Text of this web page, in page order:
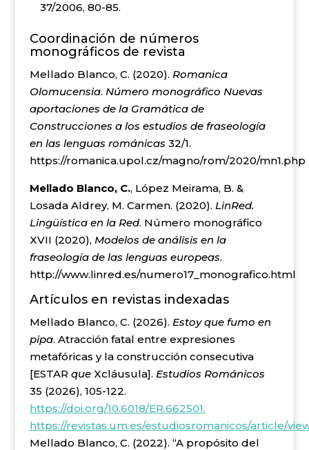
37/2006, 80-85.
Coordinación de números
monográficos de revista
Mellado Blanco, C. (2020). Romanica
Olomucensia. Número monográfico Nuevas
aportaciones de la Gramática de
Construcciones a los estudios de fraseología
en las lenguas románicas 32/1.
https://romanica.upol.cz/magno/rom/2020/mn1.php
Mellado Blanco, C., López Meirama, B. &
Losada Aldrey, M. Carmen. (2020). LinRed.
Lingüística en la Red. Número monográfico
XVII (2020), Modelos de análisis en la
fraseología de las lenguas europeas.
http://www.linred.es/numero17_monografico.html
Artículos en revistas indexadas
Mellado Blanco, C. (2026). Estoy que fumo en
pipa. Atracción fatal entre expresiones
metafóricas y la construcción consecutiva
[ESTAR queXcláusula]. Estudios Románicos
35 (2026), 105-122.
https://doi.org/10.6018/ER.662501.
https://revistas.um.es/estudiosromanicos/article/
Mellado Blanco, C. (2022). “A propósito del